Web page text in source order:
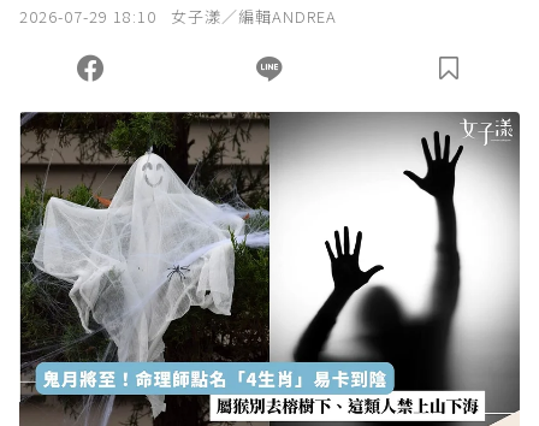
您當前剩餘 U 利點數：0點；前往 購買點數
2026-07-29 18:10 女子漾／編輯ANDREA